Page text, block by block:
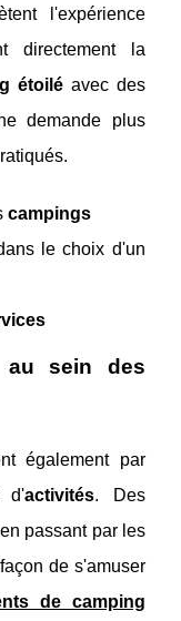
l'expérience
directement la
étoilé avec des
demande plus
campings
le choix d'un
au sein des
également par
activités. Des
passant par les
de s'amuser
de camping